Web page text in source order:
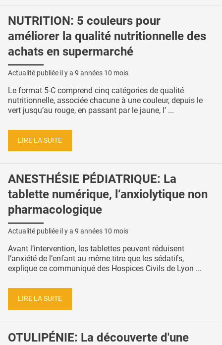
NUTRITION: 5 couleurs pour
améliorer la qualité nutritionnelle des
achats en supermarché
Actualité publiée il y a 9 années 10 mois
Le format 5-C comprend cinq catégories de qualité
nutritionnelle, associée chacune à une couleur, depuis le
vert jusqu’au rouge, en passant par le jaune, l’ ...
LIRE LA SUITE
ANESTHÉSIE PÉDIATRIQUE: La
tablette numérique, l‘anxiolytique non
pharmacologique
Actualité publiée il y a 9 années 10 mois
Avant l’intervention, les tablettes peuvent réduisent
l’anxiété de l’enfant au même titre que les sédatifs,
explique ce communiqué des Hospices Civils de Lyon ...
LIRE LA SUITE
OTULIPÉNIE: La découverte d'une